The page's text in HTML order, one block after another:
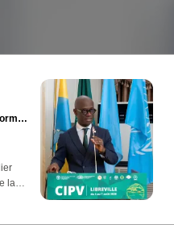
la…